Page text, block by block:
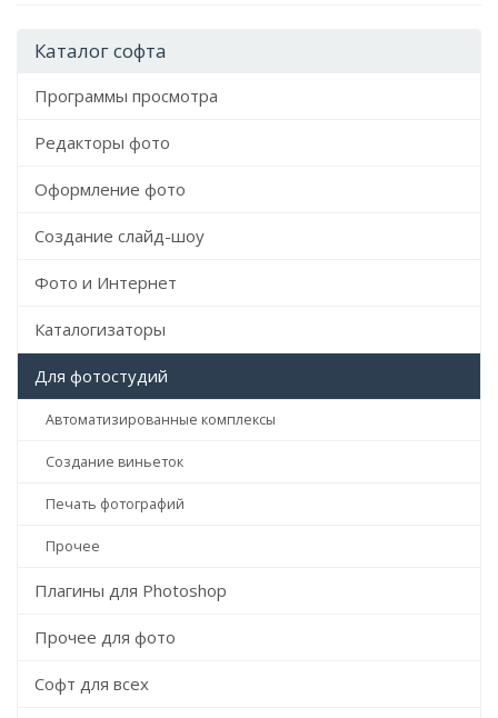
Каталог софта
Программы просмотра
Редакторы фото
Оформление фото
Создание слайд-шоу
Фото и Интернет
Каталогизаторы
Для фотостудий
Автоматизированные комплексы
Создание виньеток
Печать фотографий
Прочее
Плагины для Photoshop
Прочее для фото
Софт для всех